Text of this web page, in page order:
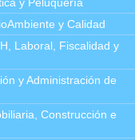
y Calidad
Laboral, Fiscalidad y
y Administración de
Construcción e